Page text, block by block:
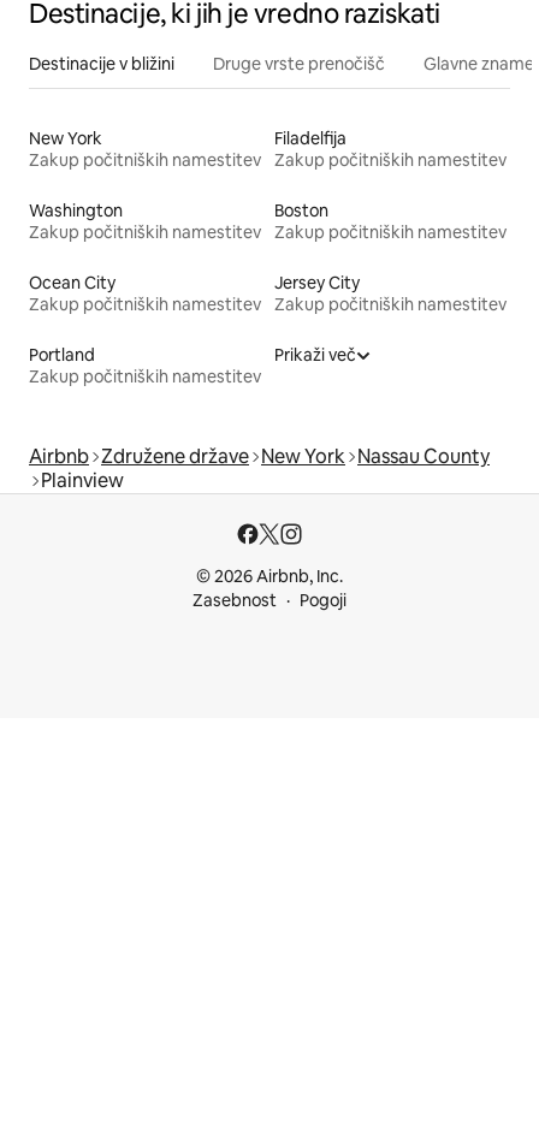
Destinacije, ki jih je vredno raziskati
Destinacije v bližini Druge vrste prenočišč Glavne
New York
Zakup počitniških namestitev
Filadelfija
Zakup počitniških namestitev
Washington
Zakup počitniških namestitev
Boston
Zakup počitniških namestitev
Ocean City
Zakup počitniških namestitev
Jersey City
Zakup počitniških namestitev
Portland
Zakup počitniških namestitev
Prikaži več
Airbnb Združene države New York Nassau County
Plainview
© 2026 Airbnb, Inc.
Zasebnost
Pogoji